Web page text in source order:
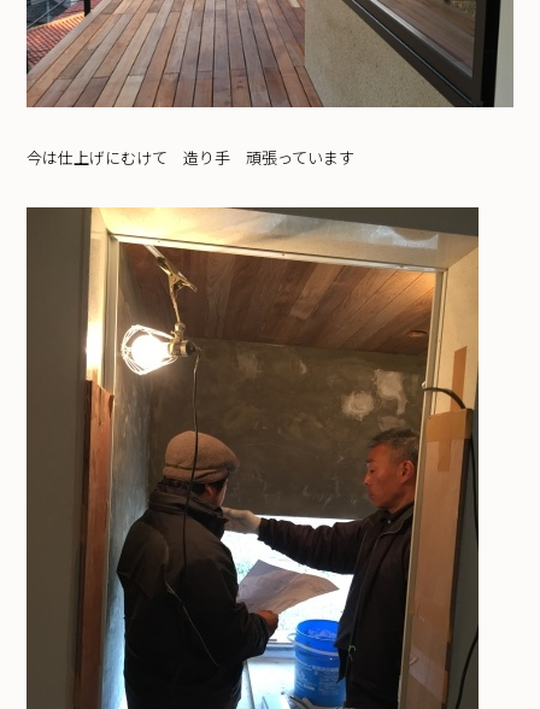
今は仕上げにむけて 造り手 頑張っています